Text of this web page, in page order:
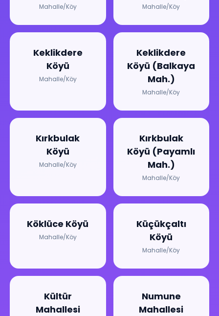
Mahalle/Köy Mahalle/Köy
Keklikdere
Köyü
Mahalle/Köy
Keklikdere
Köyü (Balkaya
Mah.)
Mahalle/Köy
Kırkbulak
Köyü
Mahalle/Köy
Kırkbulak
Köyü (Payamlı
Mah.)
Mahalle/Köy
Köklüce Köyü
Mahalle/Köy
Küçükçaltı
Köyü
Mahalle/Köy
Kültür
Mahallesi
Numune
Mahallesi